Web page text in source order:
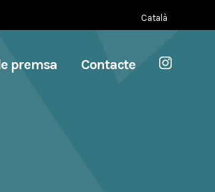
Català
premsa Contacte